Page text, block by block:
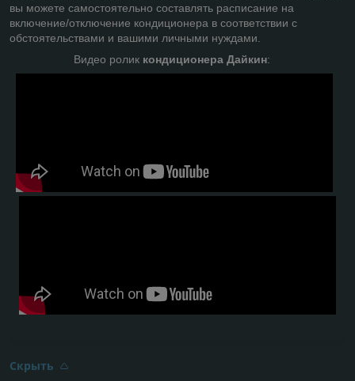
вы можете самостоятельно составлять расписание на
включение/отключение кондиционера в соответствии с
обстоятельствами и вашими личными нуждами.
Видео ролик кондиционера Дайкин:
Скрыть